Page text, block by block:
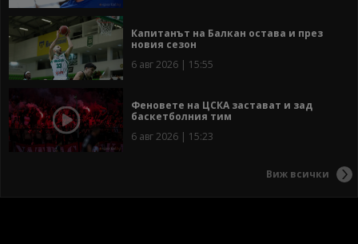
Капитанът на Балкан остава и през
новия сезон
6 авг 2026 | 15:55
Феновете на ЦСКА застават и зад
баскетболния тим
6 авг 2026 | 15:23
Виж всички